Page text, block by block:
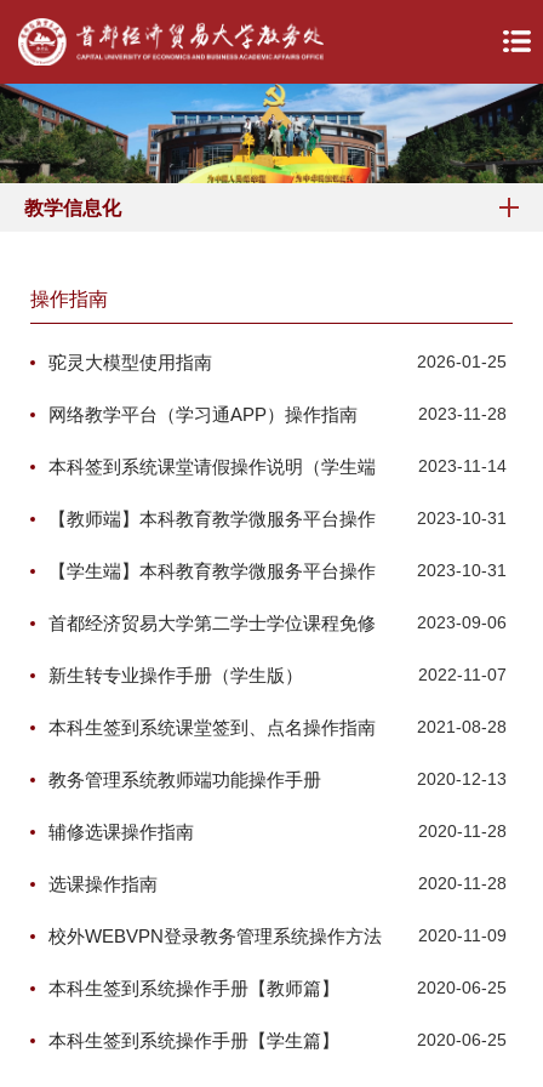
教学信息化
操作指南
2026-01-25
驼灵大模型使用指南
2023-11-28
网络教学平台（学习通APP）操作指南
2023-11-14
本科签到系统课堂请假操作说明（学生端
2023-10-31
【教师端】本科教育教学微服务平台操作
2023-10-31
【学生端】本科教育教学微服务平台操作
2023-09-06
首都经济贸易大学第二学士学位课程免修
2022-11-07
新生转专业操作手册（学生版）
2021-08-28
本科生签到系统课堂签到、点名操作指南
2020-12-13
教务管理系统教师端功能操作手册
2020-11-28
辅修选课操作指南
2020-11-28
选课操作指南
2020-11-09
校外WEBVPN登录教务管理系统操作方法
2020-06-25
本科生签到系统操作手册【教师篇】
2020-06-25
本科生签到系统操作手册【学生篇】